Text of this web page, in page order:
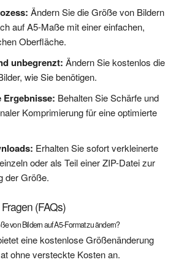
Ändern Sie die Größe von Bildern
auf A5-Maße mit einer einfachen,
Oberfläche.
unbegrenzt: Ändern Sie kostenlos die
wie Sie benötigen.
Ergebnisse: Behalten Sie Schärfe und
Komprimierung für eine optimierte
Erhalten Sie sofort verkleinerte
oder als Teil einer ZIP-Datei zur
der Größe.
(FAQs)
von Bildern auf A5-Format zu ändern?
eine kostenlose Größenänderung
ohne versteckte Kosten an.